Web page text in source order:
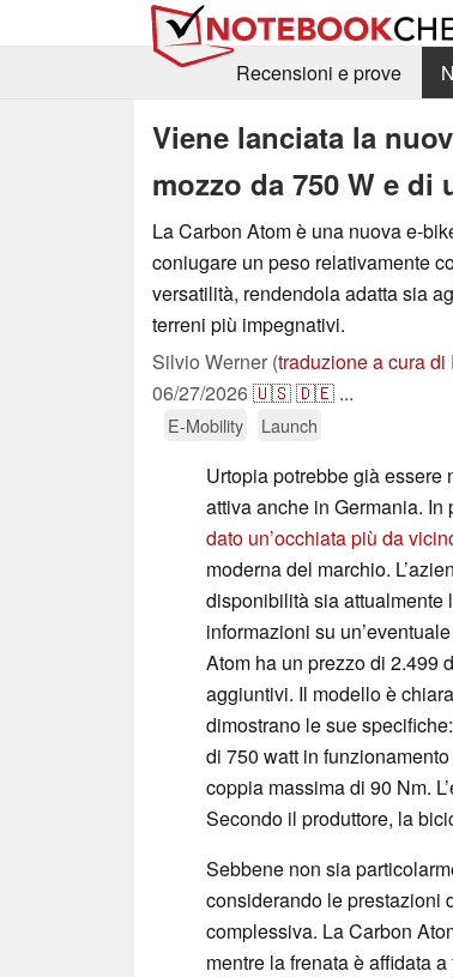
Recensioni e prove
Viene lanciata la
mozzo da 750 W e di
La Carbon Atom è una nuova e-
coniugare un peso relativamente
versatilità, rendendola adatta sia
terreni più impegnativi.
Silvio Werner (traduzione a cura di
06/27/2026🇺🇸🇩🇪 ...
E-Mobility Launch
Urtopia potrebbe già essere
attiva anche in Germania. In
dato un’occhiata più da
moderna del marchio.
disponibilità sia attualmente
informazioni su
Atom ha un prezzo di 2.499
aggiuntivi. Il modello è
dimostrano le sue
di 750 watt in
coppia massima di 90 Nm.
Secondo il produttore, la
Sebbene non sia
considerando le prestazioni
complessiva. La Carbon
mentre la frenata è affidata